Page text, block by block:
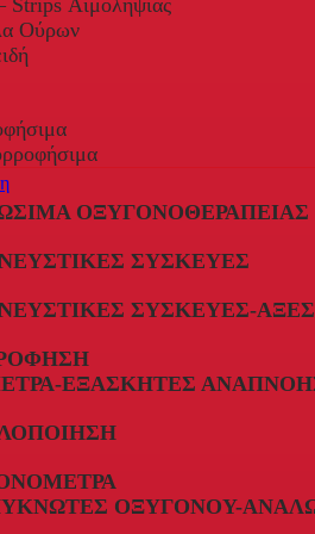
Strips Αιμοληψίας
Ούρων
ΟΞΥΓΟΝΟΘΕΡΑΠΕΊΑΣ
ΣΥΣΚΕΥΈΣ
ΣΥΣΚΕΥΈΣ-
ΕΞΑΣΚΗΤΈΣ
ΟΞΥΓΌΝΟΥ-